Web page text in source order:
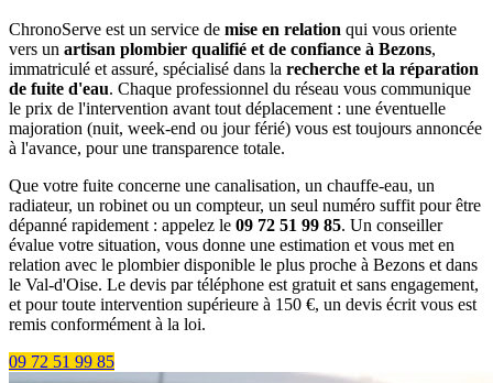
ChronoServe est un service de mise en relation qui vous oriente
vers un artisan plombier qualifié et de confiance à Bezons,
immatriculé et assuré, spécialisé dans la recherche et la réparation
de fuite d'eau. Chaque professionnel du réseau vous communique
le prix de l'intervention avant tout déplacement : une éventuelle
majoration (nuit, week-end ou jour férié) vous est toujours annoncée
à l'avance, pour une transparence totale.
Que votre fuite concerne une canalisation, un chauffe-eau, un
radiateur, un robinet ou un compteur, un seul numéro suffit pour être
dépanné rapidement : appelez le 09 72 51 99 85. Un conseiller
évalue votre situation, vous donne une estimation et vous met en
relation avec le plombier disponible le plus proche à Bezons et dans
le Val-d'Oise. Le devis par téléphone est gratuit et sans engagement,
et pour toute intervention supérieure à 150 €, un devis écrit vous est
remis conformément à la loi.
09 72 51 99 85